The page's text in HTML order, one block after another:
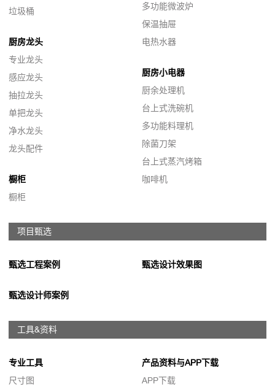
垃圾桶
厨房龙头
专业龙头
感应龙头
抽拉龙头
单把龙头
净水龙头
龙头配件
橱柜
橱柜
多功能微波炉
保温抽屉
电热水器
厨房小电器
厨余处理机
台上式洗碗机
多功能料理机
除菌刀架
台上式蒸汽烤箱
咖啡机
项目甄选
甄选工程案例
甄选设计师案例
甄选设计效果图
工具&资料
专业工具
尺寸图
产品资料与APP下载
APP下载